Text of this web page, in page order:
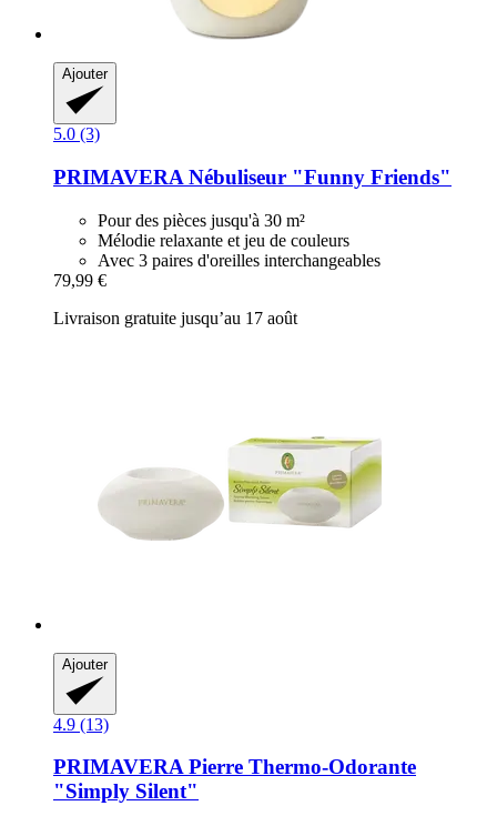
Ajouter
5.0 (3)
PRIMAVERA Nébuliseur "Funny Friends"
Pour des pièces jusqu'à 30 m²
Mélodie relaxante et jeu de couleurs
Avec 3 paires d'oreilles interchangeables
79,99 €
Livraison gratuite jusqu’au 17 août
Ajouter
4.9 (13)
PRIMAVERAPierre Thermo-​Odorante
"Simply Silent"